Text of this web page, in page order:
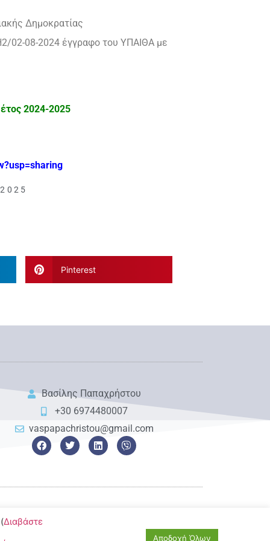
Δημοκρατίας
02-08-2024 έγγραφο του ΥΠΑΙΘΑ με
2024-2025
Pinterest
Βασίλης Παπαχρήστου
+30 6974480007
vaspapachristou@gmail.com
Διαβάστε
Αποδοχή Όλων